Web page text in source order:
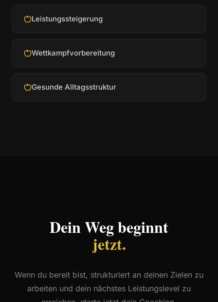
Leistungssteigerung
Wettkampfvorbereitung
Gesunde Alltagsstruktur
Dein Weg beginnt
jetzt.
Wenn du bereit bist, strukturiert an deinen Zielen zu
arbeiten und dein nächstes Leistungslevel zu